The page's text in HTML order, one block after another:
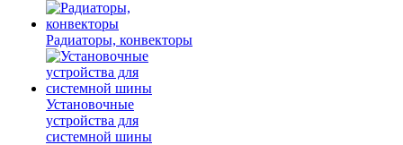
Радиаторы, конвекторы
Установочные
устройства для
системной шины